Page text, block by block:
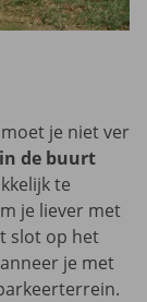
je niet ver
de buurt
te
je liever met
slot op het
je met